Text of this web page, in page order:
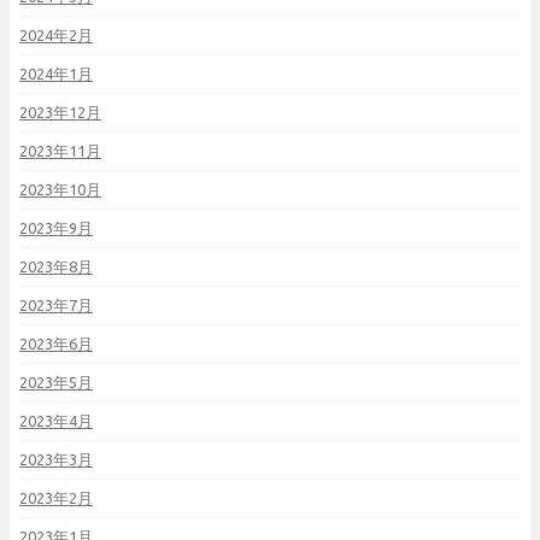
2024年2月
2024年1月
2023年12月
2023年11月
2023年10月
2023年9月
2023年8月
2023年7月
2023年6月
2023年5月
2023年4月
2023年3月
2023年2月
2023年1月